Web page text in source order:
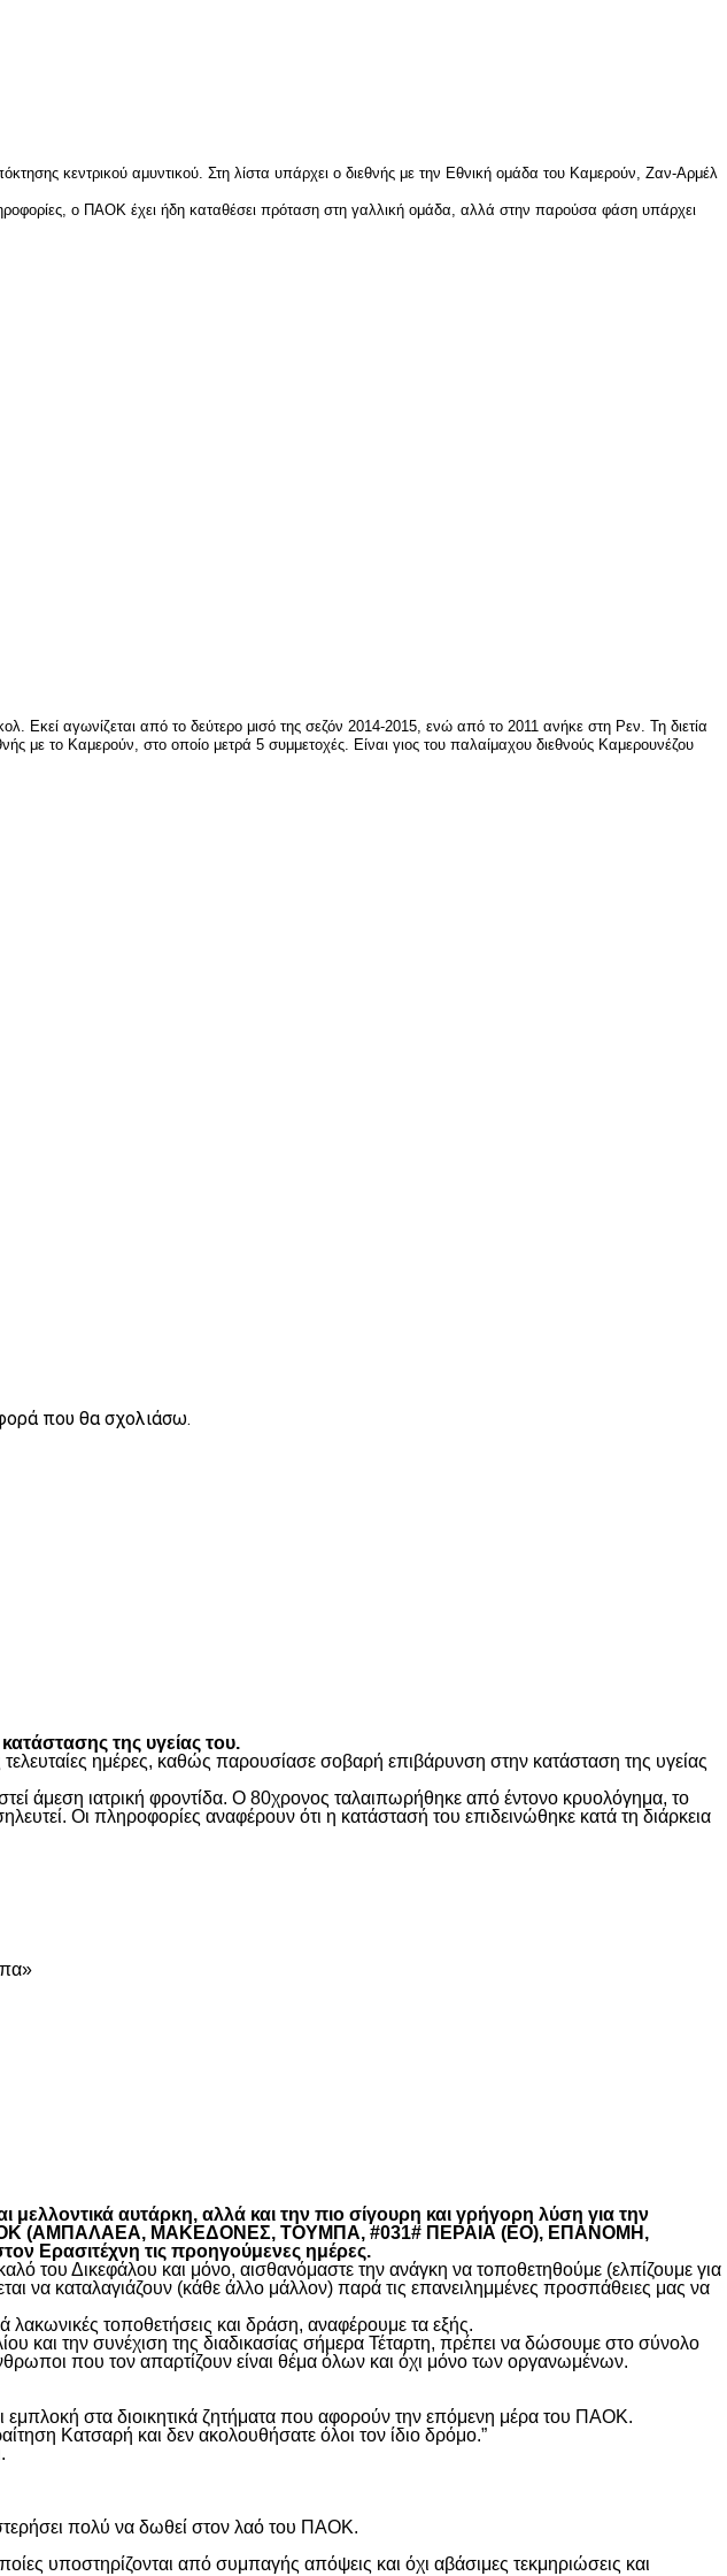
κεντρικού αμυντικού. Στη λίστα υπάρχει ο διεθνής με την Εθνική ομάδα του Καμερούν, Ζαν-Αρμέλ
ο ΠΑΟΚ έχει ήδη καταθέσει πρόταση στη γαλλική ομάδα, αλλά στην παρούσα φάση υπάρχει
Εκεί αγωνίζεται από το δεύτερο μισό της σεζόν 2014-2015, ενώ από το 2011 ανήκε στη Ρεν. Τη διετία
με το Καμερούν, στο οποίο μετρά 5 συμμετοχές. Είναι γιος του παλαίμαχου διεθνούς Καμερουνέζου
που θα σχολιάσω.
της υγείας του.
ημέρες, καθώς παρουσίασε σοβαρή επιβάρυνση στην κατάσταση της υγείας
άμεση ιατρική φροντίδα. Ο 80χρονος ταλαιπωρήθηκε από έντονο κρυολόγημα, το
Οι πληροφορίες αναφέρουν ότι η κατάστασή του επιδεινώθηκε κατά τη διάρκεια
αυτάρκη, αλλά και την πιο σίγουρη και γρήγορη λύση για την
ΠΑΟΚ (ΑΜΠΑΛΑΕΑ, ΜΑΚΕΔΟΝΕΣ, ΤΟΥΜΠΑ, #031# ΠΕΡΑΙΑ (ΕΟ), ΕΠΑΝΟΜΗ,
Ερασιτέχνη τις προηγούμενες ημέρες.
Δικεφάλου και μόνο, αισθανόμαστε την ανάγκη να τοποθετηθούμε (ελπίζουμε για
να καταλαγιάζουν (κάθε άλλο μάλλον) παρά τις επανειλημμένες προσπάθειες μας να
τοποθετήσεις και δράση, αναφέρουμε τα εξής.
και την συνέχιση της διαδικασίας σήμερα Τέταρτη, πρέπει να δώσουμε στο σύνολο
που τον απαρτίζουν είναι θέμα όλων και όχι μόνο των οργανωμένων.
στα διοικητικά ζητήματα που αφορούν την επόμενη μέρα του ΠΑΟΚ.
Κατσαρή και δεν ακολουθήσατε όλοι τον ίδιο δρόμο.”
πολύ να δωθεί στον λαό του ΠΑΟΚ.
υποστηρίζονται από συμπαγής απόψεις και όχι αβάσιμες τεκμηριώσεις και